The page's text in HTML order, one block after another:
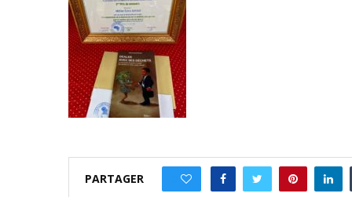
PARTAGER